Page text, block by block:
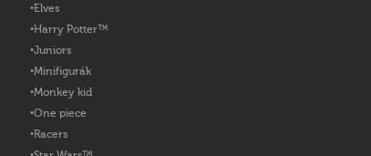
Elves
Harry Potter™
Juniors
Minifigurák
Monkey kid
One piece
Racers